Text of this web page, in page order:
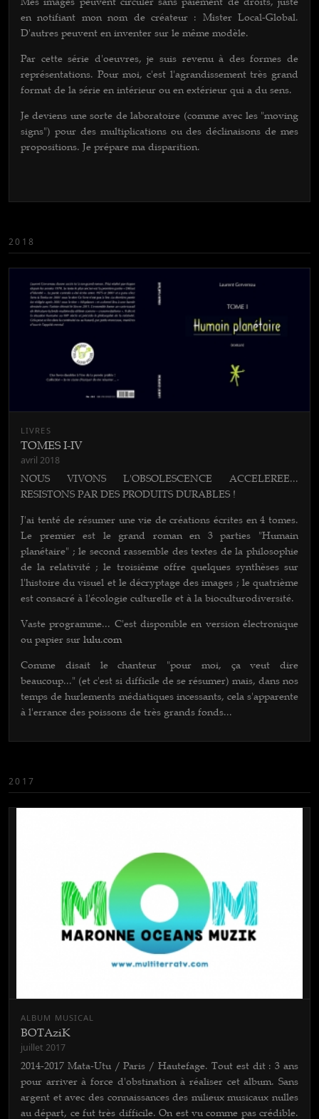
en notifiant mon nom de créateur : Mister Local-Global.
D'autres peuvent en inventer sur le même modèle.
Par cette série d'oeuvres, je suis revenu à des formes de
représentations. Pour moi, c'est l'agrandissement très grand
format de la série en intérieur ou en extérieur qui a du sens.
Je deviens une sorte de laboratoire (comme avec les "moving
signs") pour des multiplications ou des déclinaisons de mes
propositions. Je prépare ma disparition.
2018
LIVRES
TOMES I-IV
avril 2018
NOUS VIVONS L'OBSOLESCENCE ACCELEREE...
RESISTONS PAR DES PRODUITS DURABLES !
J'ai tenté de résumer une vie de créations écrites en 4 tomes.
Le premier est le grand roman en 3 parties "Humain
planétaire" ; le second rassemble des textes de la philosophie
de la relativité ; le troisième offre quelques synthèses sur
l'histoire du visuel et le décryptage des images ; le quatrième
est consacré à l'écologie culturelle et à la bioculturodiversité.
Vaste programme... C'est disponible en version électronique
ou papier sur lulu.com
Comme disait le chanteur "pour moi, ça veut dire
beaucoup..." (et c'est si difficile de se résumer) mais, dans nos
temps de hurlements médiatiques incessants, cela s'apparente
à l'errance des poissons de très grands fonds...
2017
ALBUM MUSICAL
BOTAziK
juillet 2017
2014-2017 Mata-Utu / Paris / Hautefage. Tout est dit : 3 ans
pour arriver à force d'obstination à réaliser cet album. Sans
argent et avec des connaissances des milieux musicaux nulles
au départ, ce fut très difficile. On est vu comme pas crédible.